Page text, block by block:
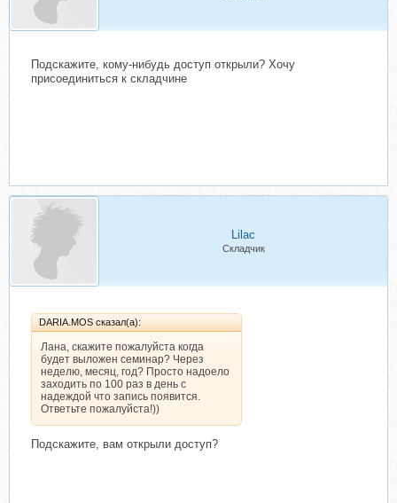
Подскажите, кому-нибудь доступ открыли? Хочу
присоединиться к складчине
Lilac
Складчик
DARIA.MOS сказал(а):
Лана, скажите пожалуйста когда
будет выложен семинар? Через
неделю, месяц, год? Просто надоело
заходить по 100 раз в день с
надеждой что запись появится.
Ответьте пожалуйста!))
Подскажите, вам открыли доступ?